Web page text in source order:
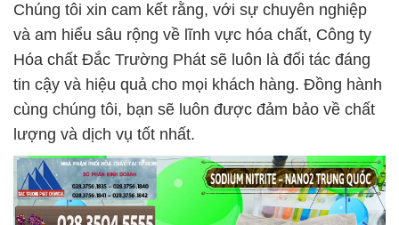
Chúng tôi xin cam kết rằng, với sự chuyên nghiệp
và am hiểu sâu rộng về lĩnh vực hóa chất, Công ty
Hóa chất Đắc Trường Phát sẽ luôn là đối tác đáng
tin cậy và hiệu quả cho mọi khách hàng. Đồng hành
cùng chúng tôi, bạn sẽ luôn được đảm bảo về chất
lượng và dịch vụ tốt nhất.